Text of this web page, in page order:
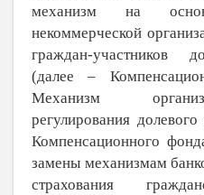
механизм на
некоммерческой
граждан-участников
(далее ‒
Механизм
регулирования
Компенсационного
замены механизмам
страхования